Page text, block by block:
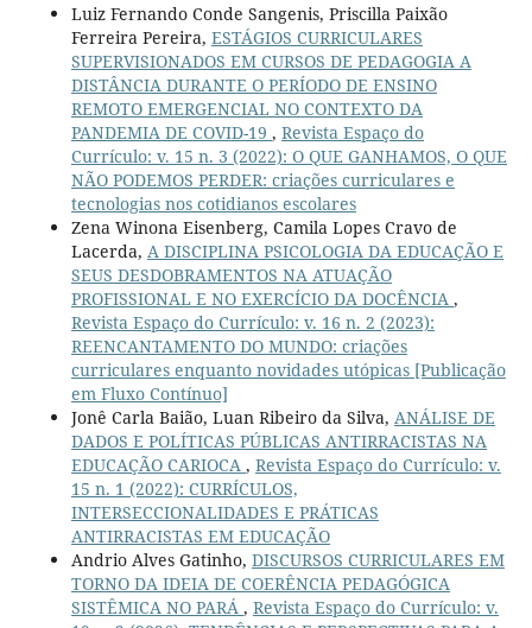
Luiz Fernando Conde Sangenis, Priscilla Paixão
Ferreira Pereira, ESTÁGIOS CURRICULARES
SUPERVISIONADOS EM CURSOS DE PEDAGOGIA A
DISTÂNCIA DURANTE O PERÍODO DE ENSINO
REMOTO EMERGENCIAL NO CONTEXTO DA
PANDEMIA DE COVID-19 , Revista Espaço do
Currículo: v. 15 n. 3 (2022): O QUE GANHAMOS, O QUE
NÃO PODEMOS PERDER: criações curriculares e
tecnologias nos cotidianos escolares
Zena Winona Eisenberg, Camila Lopes Cravo de
Lacerda, A DISCIPLINA PSICOLOGIA DA EDUCAÇÃO E
SEUS DESDOBRAMENTOS NA ATUAÇÃO
PROFISSIONAL E NO EXERCÍCIO DA DOCÊNCIA ,
Revista Espaço do Currículo: v. 16 n. 2 (2023):
REENCANTAMENTO DO MUNDO: criações
curriculares enquanto novidades utópicas [Publicação
em Fluxo Contínuo]
Jonê Carla Baião, Luan Ribeiro da Silva, ANÁLISE DE
DADOS E POLÍTICAS PÚBLICAS ANTIRRACISTAS NA
EDUCAÇÃO CARIOCA , Revista Espaço do Currículo: v.
15 n. 1 (2022): CURRÍCULOS,
INTERSECCIONALIDADES E PRÁTICAS
ANTIRRACISTAS EM EDUCAÇÃO
Andrio Alves Gatinho, DISCURSOS CURRICULARES EM
TORNO DA IDEIA DE COERÊNCIA PEDAGÓGICA
SISTÊMICA NO PARÁ , Revista Espaço do Currículo: v.